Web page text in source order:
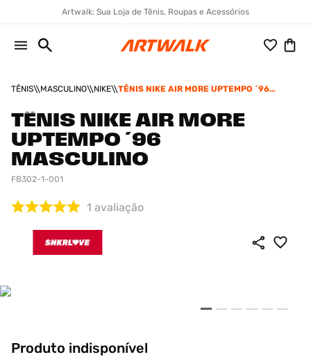
Artwalk: Sua Loja de Tênis, Roupas e Acessórios
TÊNIS MASCULINO NIKE
TÊNIS NIKE AIR MORE UPTEMPO ´96
TÊNIS NIKE AIR MORE
UPTEMPO ´96
MASCULINO
FB302-1-001
1 avaliação
Produto indisponível